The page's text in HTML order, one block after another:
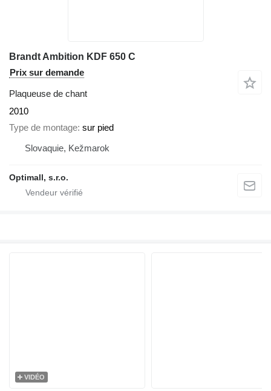
Brandt Ambition KDF 650 C
Prix sur demande
Plaqueuse de chant
2010
Type de montage sur pied
Slovaquie, Kežmarok
Optimall, s.r.o.
VIDÉO